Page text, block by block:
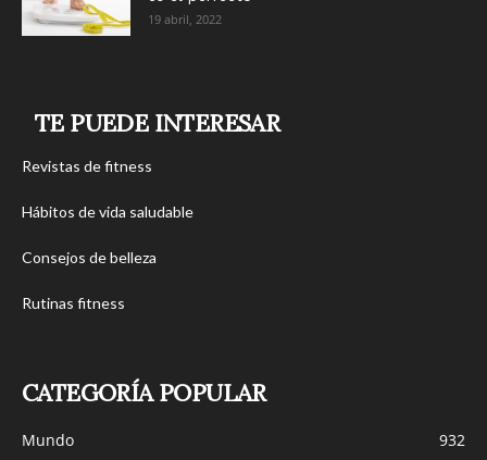
19 abril, 2022
TE PUEDE INTERESAR
Revistas de fitness
Hábitos de vida saludable
Consejos de belleza
Rutinas fitness
CATEGORÍA POPULAR
Mundo
932